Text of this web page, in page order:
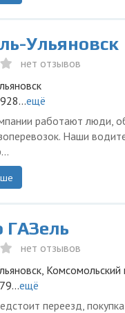
Ульяновск
нет отзывов
ещё
работают люди,
Наши
ГАЗель
нет отзывов
Комсомольский
ещё
переезд,